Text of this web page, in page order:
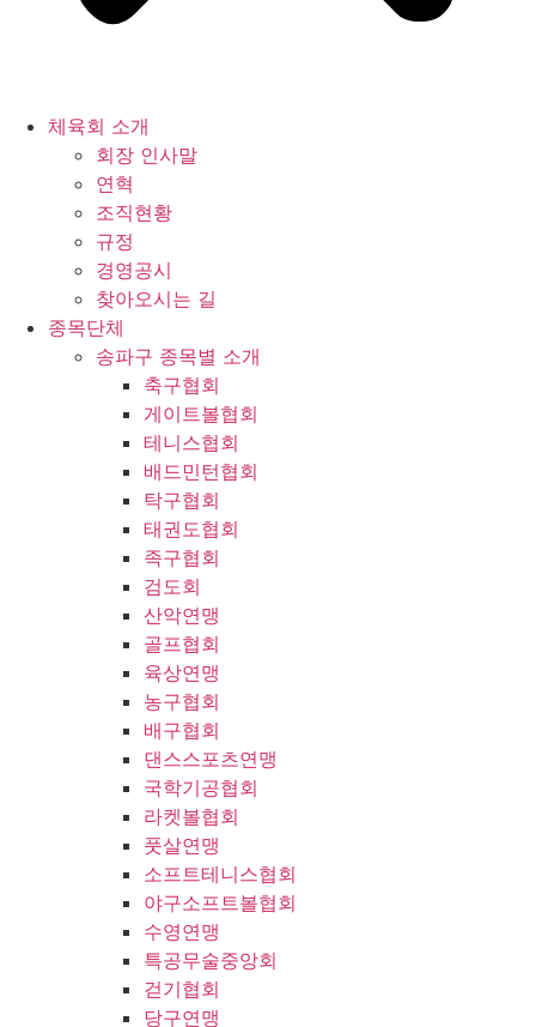
체육회 소개
회장 인사말
연혁
조직현황
규정
경영공시
찾아오시는 길
종목단체
송파구 종목별 소개
축구협회
게이트볼협회
테니스협회
배드민턴협회
탁구협회
태권도협회
족구협회
검도회
산악연맹
골프협회
육상연맹
농구협회
배구협회
댄스스포츠연맹
국학기공협회
라켓볼협회
풋살연맹
소프트테니스협회
야구소프트볼협회
수영연맹
특공무술중앙회
걷기협회
당구연맹